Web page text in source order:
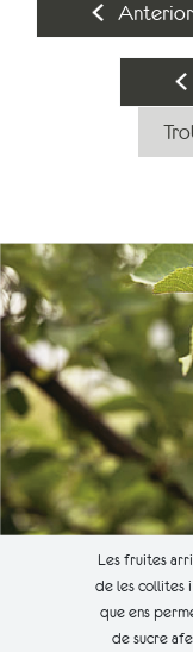
Anterior
Les fruites
de les collites
que ens
de sucre